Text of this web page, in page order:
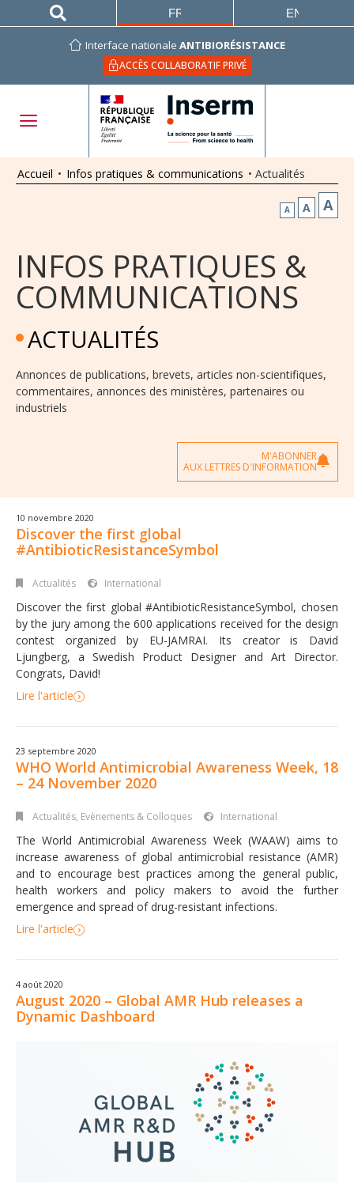
Interface nationale ANTIBIORÉSISTANCE
ACCÈS COLLABORATIF PRIVÉ
FRANÇAIS ENGLISH
Accueil • Infos pratiques & communications • Actualités
A A A
INFOS PRATIQUES &
COMMUNICATIONS
ACTUALITÉS
Annonces de publications, brevets, articles non-scientifiques,
commentaires, annonces des ministères, partenaires ou
industriels
M'ABONNER
AUX LETTRES D'INFORMATION
10 novembre 2020
Discover the first global
#AntibioticResistanceSymbol
Actualités International
Discover the first global #AntibioticResistanceSymbol, chosen
by the jury among the 600 applications received for the design
contest organized by EU-JAMRAI. Its creator is David
Ljungberg, a Swedish Product Designer and Art Director.
Congrats, David!
Lire l'article
23 septembre 2020
WHO World Antimicrobial Awareness Week, 18
– 24 November 2020
Actualités, Evènements & Colloques International
The World Antimicrobial Awareness Week (WAAW) aims to
increase awareness of global antimicrobial resistance (AMR)
and to encourage best practices among the general public,
health workers and policy makers to avoid the further
emergence and spread of drug-resistant infections.
Lire l'article
4 août 2020
August 2020 – Global AMR Hub releases a
Dynamic Dashboard